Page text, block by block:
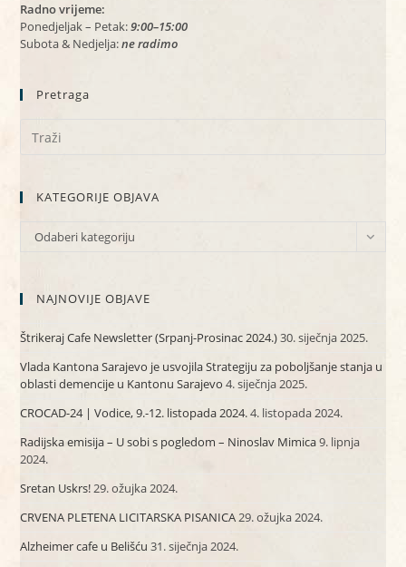
Radno vrijeme:
Ponedjeljak – Petak:9:00–15:00
Subota & Nedjelja:ne radimo
Pretraga
KATEGORIJE OBJAVA
KATEGORIJE
Odaberi kategoriju
NAJNOVIJE OBJAVE
Štrikeraj Cafe Newsletter (Srpanj-Prosinac 2024.)30. siječnja 2025.
Vlada Kantona Sarajevo je usvojila Strategiju za poboljšanje stanja u
oblasti demencije u Kantonu Sarajevo 4. siječnja 2025.
CROCAD-24 | Vodice, 9.-12. listopada 2024.4. listopada 2024.
Radijska emisija – U sobi s pogledom – Ninoslav Mimica9. lipnja
2024.
Sretan Uskrs!29. ožujka 2024.
CRVENA PLETENA LICITARSKA PISANICA29. ožujka 2024.
Alzheimer cafe u Belišću 31. siječnja 2024.